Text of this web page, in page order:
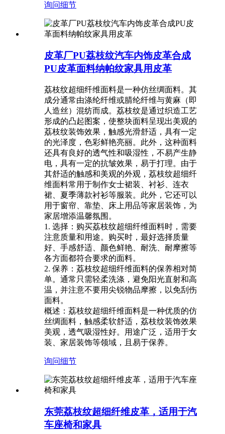
询问细节
皮革厂PU荔枝纹汽车内饰皮革合成
PU皮革面料纳帕纹家具用皮革
荔枝纹超细纤维面料是一种仿丝绸面料。其
成分通常由涤纶纤维或腈纶纤维与黄麻（即
人造丝）混纺而成。荔枝纹是通过织造工艺
形成的凸起图案，使整块面料呈现出美观的
荔枝纹装饰效果，触感光滑舒适，具有一定
的光泽度，色彩鲜艳亮丽。此外，这种面料
还具有良好的透气性和吸湿性，不易产生静
电，具有一定的抗皱效果，易于打理。由于
其舒适的触感和美观的外观，荔枝纹超细纤
维面料常用于制作女士裙装、衬衫、连衣
裙、夏季薄款衬衫等服装。此外，它还可以
用于窗帘、靠垫、床上用品等家居装饰，为
家居增添温馨氛围。
1. 选择：购买荔枝纹超细纤维面料时，需要
注意质量和用途。购买时，最好选择质量
好、手感舒适、颜色鲜艳、耐洗、耐摩擦等
各方面都符合要求的面料。
2. 保养：荔枝纹超细纤维面料的保养相对简
单。通常只需轻柔洗涤，避免阳光直射和高
温，并注意不要用尖锐物品摩擦，以免刮伤
面料。
概述：荔枝纹超细纤维面料是一种优质的仿
丝绸面料，触感柔软舒适，荔枝纹装饰效果
美观，透气吸湿性好。用途广泛，适用于女
装、家居装饰等领域，且易于保养。
询问细节
东莞荔枝纹超细纤维皮革，适用于汽
车座椅和家具